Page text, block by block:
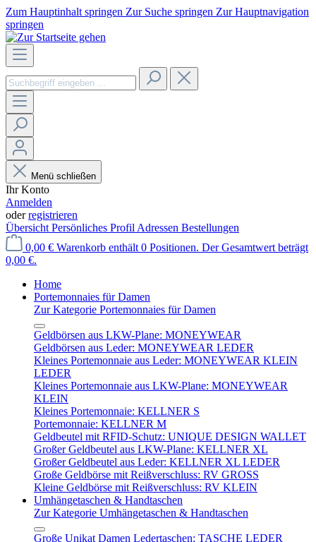
Zum Hauptinhalt springen Zur Suche springen Zur Hauptnavigation
springen
Menü schließen
Ihr Konto
Anmelden
oderregistrieren
Übersicht Persönliches Profil Adressen Bestellungen
0,00 € Warenkorb enthält 0 Positionen. Der Gesamtwert beträgt
0,00 €.
Home
Portemonnaies für Damen
Zur Kategorie Portemonnaies für Damen
Geldbörsen aus LKW-Plane: MONEYWEAR
Geldbörsen aus Leder: MONEYWEAR LEDER
Kleines Portemonnaie aus Leder: MONEYWEAR KLEIN
LEDER
Kleines Portemonnaie aus LKW-Plane: MONEYWEAR
KLEIN
Kleines Portemonnaie: KELLNER S
Portemonnaie: KELLNER M
Geldbeutel mit RFID-Schutz: UNIQUE DESIGN WALLET
Großer Geldbeutel aus LKW-Plane: KELLNER XL
Großer Geldbeutel aus Leder: KELLNER XL LEDER
Große Geldbörse mit Reißverschluss: RV GROSS
Kleine Geldbörse mit Reißverschluss: RV KLEIN
Umhängetaschen & Handtaschen
Zur Kategorie Umhängetaschen & Handtaschen
Große Unikat Damen Ledertaschen: TASCHE LEDER